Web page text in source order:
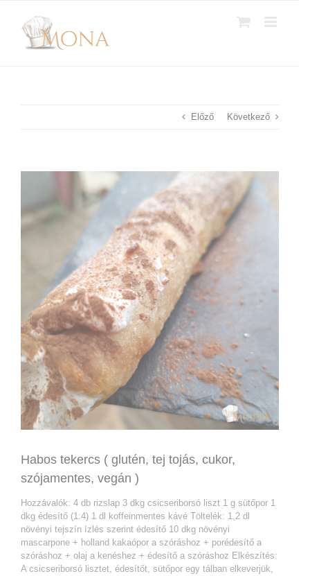
Előző Következő
Habos tekercs ( glutén, tej tojás, cukor,
szójamentes, vegán )
Hozzávalók: 4 db rizslap 3 dkg csicseriborsó liszt 1 g sütőpor 1
dkg édesítő (1:4) 1 dl koffeinmentes kávé Töltelék: 1,2 dl
növényi tejszín ízlés szerint édesítő 10 dkg növényi
mascarpone + holland kakaópor a szóráshoz + porédesítő a
szóráshoz + olaj a kenéshez + édesítő a szóráshoz Elkészítés:
A csicseriborsó lisztet, édesítőt, sütőpor egy tálban elkeverjük,